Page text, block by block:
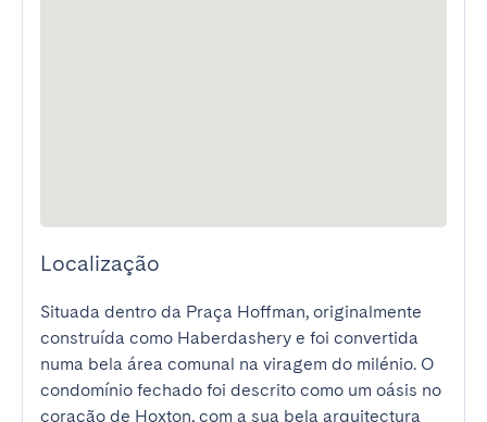
Localização
Situada dentro da Praça Hoffman, originalmente
construída como Haberdashery e foi convertida
numa bela área comunal na viragem do milénio. O
condomínio fechado foi descrito como um oásis no
coração de Hoxton, com a sua bela arquitectura